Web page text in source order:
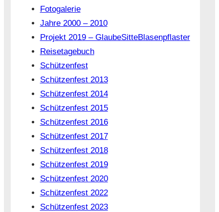
Fotogalerie
Jahre 2000 – 2010
Projekt 2019 – GlaubeSitteBlasenpflaster
Reisetagebuch
Schützenfest
Schützenfest 2013
Schützenfest 2014
Schützenfest 2015
Schützenfest 2016
Schützenfest 2017
Schützenfest 2018
Schützenfest 2019
Schützenfest 2020
Schützenfest 2022
Schützenfest 2023